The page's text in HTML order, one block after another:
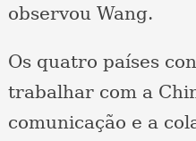
observou Wang.
Os quatro países
trabalhar com a
comunicação e a